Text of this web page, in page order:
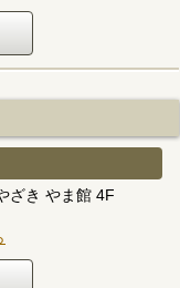
ざき やま館 4F